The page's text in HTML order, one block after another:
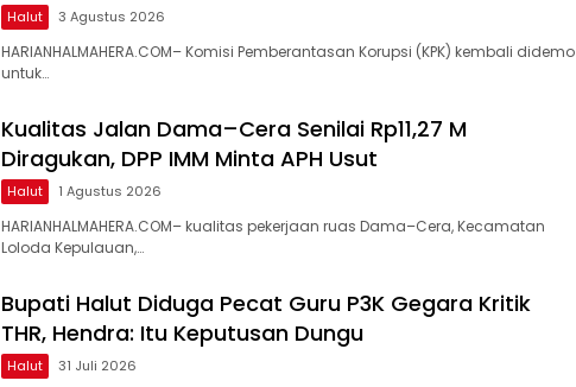
Halut 3 Agustus 2026
HARIANHALMAHERA.COM– Komisi Pemberantasan Korupsi (KPK) kembali didemo
untuk…
Kualitas Jalan Dama–Cera Senilai Rp11,27 M
Diragukan, DPP IMM Minta APH Usut
Halut 1 Agustus 2026
HARIANHALMAHERA.COM– kualitas pekerjaan ruas Dama–Cera, Kecamatan
Loloda Kepulauan,…
Bupati Halut Diduga Pecat Guru P3K Gegara Kritik
THR, Hendra: Itu Keputusan Dungu
Halut 31 Juli 2026